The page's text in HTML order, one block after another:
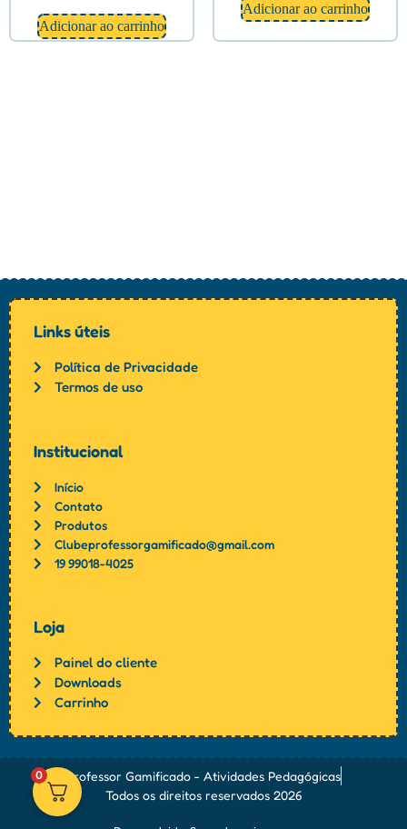
Adicionar ao carrinho
Adicionar ao carrinho
Links úteis
Política de Privacidade
Termos de uso
Institucional
Início
Contato
Produtos
Clubeprofessorgamificado@gmail.com
19 99018-4025
Loja
Painel do cliente
Downloads
Carrinho
Professor Gamificado - Atividades Pedagógicas
Todos os direitos reservados 2026
0